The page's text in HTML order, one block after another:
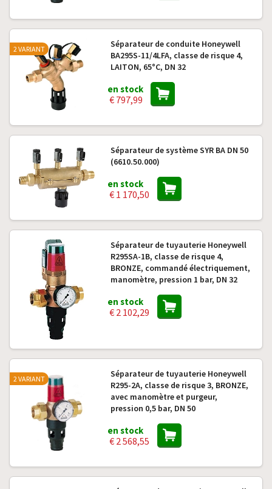
Séparateur de conduite Honeywell
BA295S-11/4LFA, classe de risque 4,
LAITON, 65°C, DN 32
en stock
€ 797,99
2 VARIANT
Séparateur de système SYR BA DN 50
(6610.50.000)
en stock
€ 1 170,50
Séparateur de tuyauterie Honeywell
R295SA-1B, classe de risque 4,
BRONZE, commandé électriquement,
manomètre, pression 1 bar, DN 32
en stock
€ 2 102,29
Séparateur de tuyauterie Honeywell
R295-2A, classe de risque 3, BRONZE,
avec manomètre et purgeur,
pression 0,5 bar, DN 50
en stock
€ 2 568,55
2 VARIANT